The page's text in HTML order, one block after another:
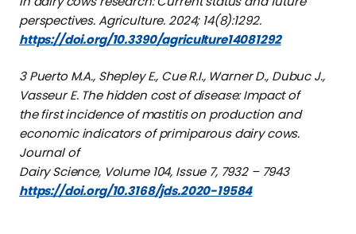
perspectives. Agriculture. 2024; 14(8):1292.
https://doi.org/10.3390/agriculture14081292
3 Puerto M.A., Shepley E., Cue R.I., Warner D., Dubuc J.,
Vasseur E. The hidden cost of disease: Impact of
the first incidence of mastitis on production and
economic indicators of primiparous dairy cows.
Journal of
Dairy Science, Volume 104, Issue 7, 7932 – 7943
https://doi.org/10.3168/jds.2020-19584